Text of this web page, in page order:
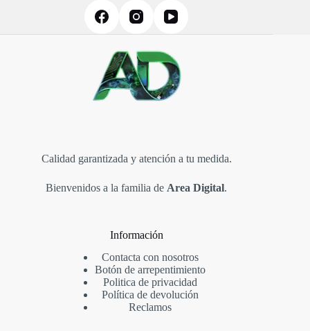
Calidad garantizada y atención a tu medida.
Bienvenidos a la familia de Area Digital.
Información
Contacta con nosotros
Botón de arrepentimiento
Politica de privacidad
Política de devolución
Reclamos